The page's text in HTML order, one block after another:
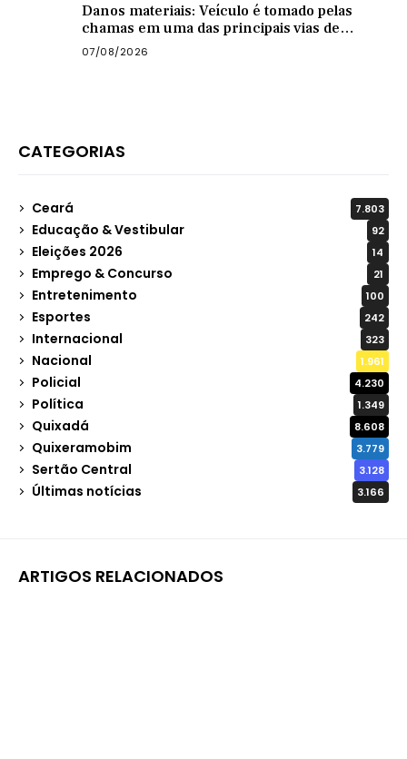
Danos materiais: Veículo é tomado pelas
chamas em uma das principais vias de
Quixadá
07/08/2026
CATEGORIAS
Ceará 7.803
Educação & Vestibular 92
Eleições 2026 14
Emprego & Concurso 21
Entretenimento 100
Esportes 242
Internacional 323
Nacional 1.961
Policial 4.230
Política 1.349
Quixadá 8.608
Quixeramobim 3.779
Sertão Central 3.128
Últimas notícias 3.166
ARTIGOS RELACIONADOS